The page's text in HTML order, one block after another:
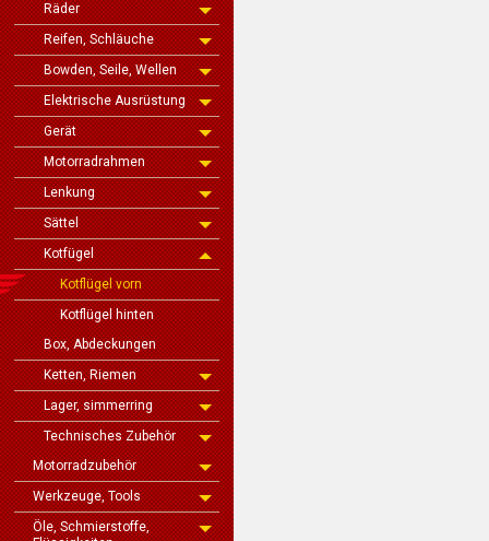
Räder
Reifen, Schläuche
Bowden, Seile, Wellen
Elektrische Ausrüstung
Gerät
Motorradrahmen
Lenkung
Sättel
Kotfügel
Kotflügel vorn
Kotflügel hinten
Box, Abdeckungen
Ketten, Riemen
Lager, simmerring
Technisches Zubehör
Motorradzubehör
Werkzeuge, Tools
Öle, Schmierstoffe,